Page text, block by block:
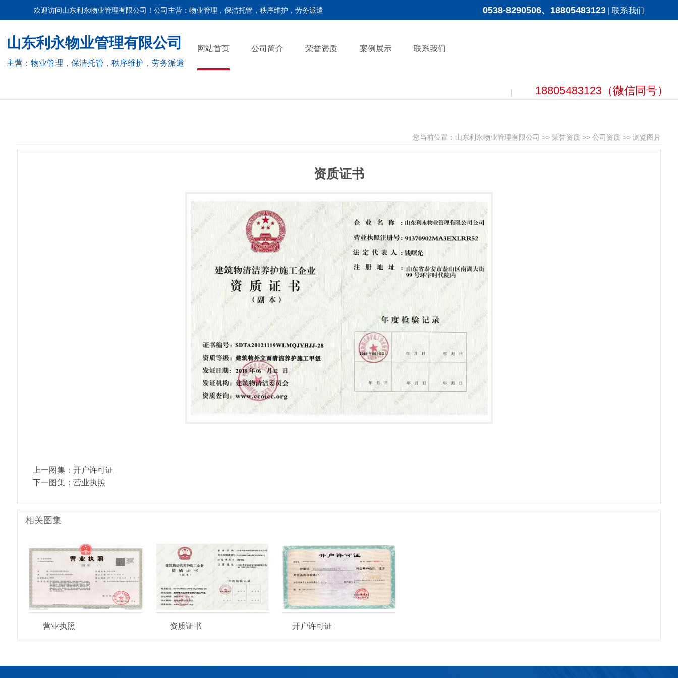
欢迎访问山东利永物业管理有限公司！公司主营：物业管理，保洁托管，秩序维护，劳务派遣 0538-8290506、18805483123| 联系我们
山东利永物业管理有限公司
主营：物业管理，保洁托管，秩序维护，劳务派遣
网站首页 公司简介 荣誉资质 案例展示 联系我们
18805483123（微信同号）
您当前位置： 山东利永物业管理有限公司 >>荣誉资质 >>公司资质 >> 浏览图片
资质证书
上一图集： 开户许可证
下一图集： 营业执照
相关图集
营业执照 资质证书 开户许可证